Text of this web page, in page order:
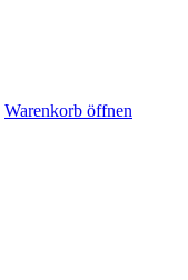
Warenkorb öffnen